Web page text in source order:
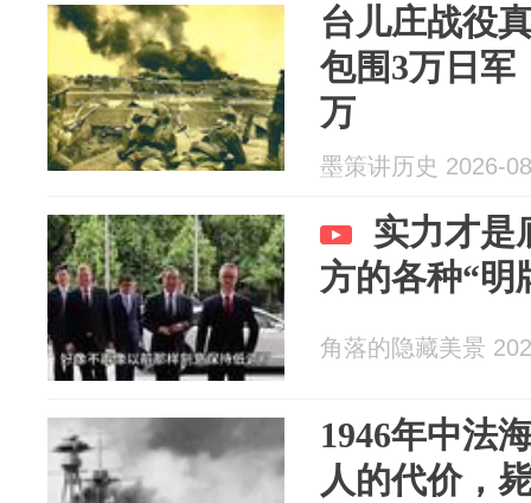
台儿庄战役
包围3万日军
万
墨策讲历史 2026-
实力才是
方的各种“明
角落的隐藏美景
1946年中法
人的代价，